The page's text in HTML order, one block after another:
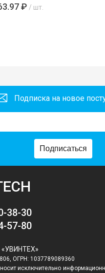
₽ / шт.
Подписка на новое
Подписаться
38-30
57-80
ОГРН: 1037789089360
исключительно